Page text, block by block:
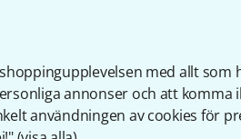
med allt som
annonser och att komma
användningen av cookies för